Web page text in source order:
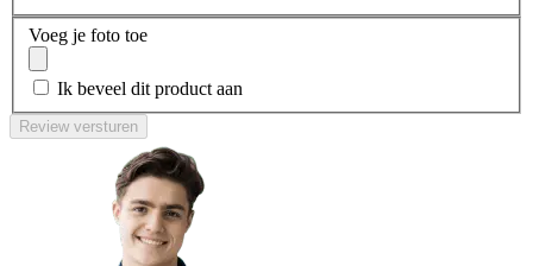
Voeg je foto toe
Ik beveel dit product aan
Review versturen